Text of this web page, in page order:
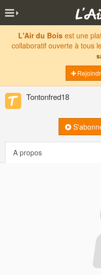
L'Air du Boisest une
collaboratif ouverte à tous
Tontonfred18
A propos